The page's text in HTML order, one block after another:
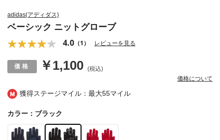
獲得ステージマイル：最大55マイル
adidas(アディダス)
ベーシック ニットグローブ
4.0 （1） レビューを見る
￥1,100 (税込)
価格について
カラー：ブラック